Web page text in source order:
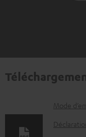
D
o
Mode